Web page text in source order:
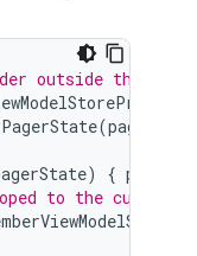
outside the
(pageCount
) { page
to the current